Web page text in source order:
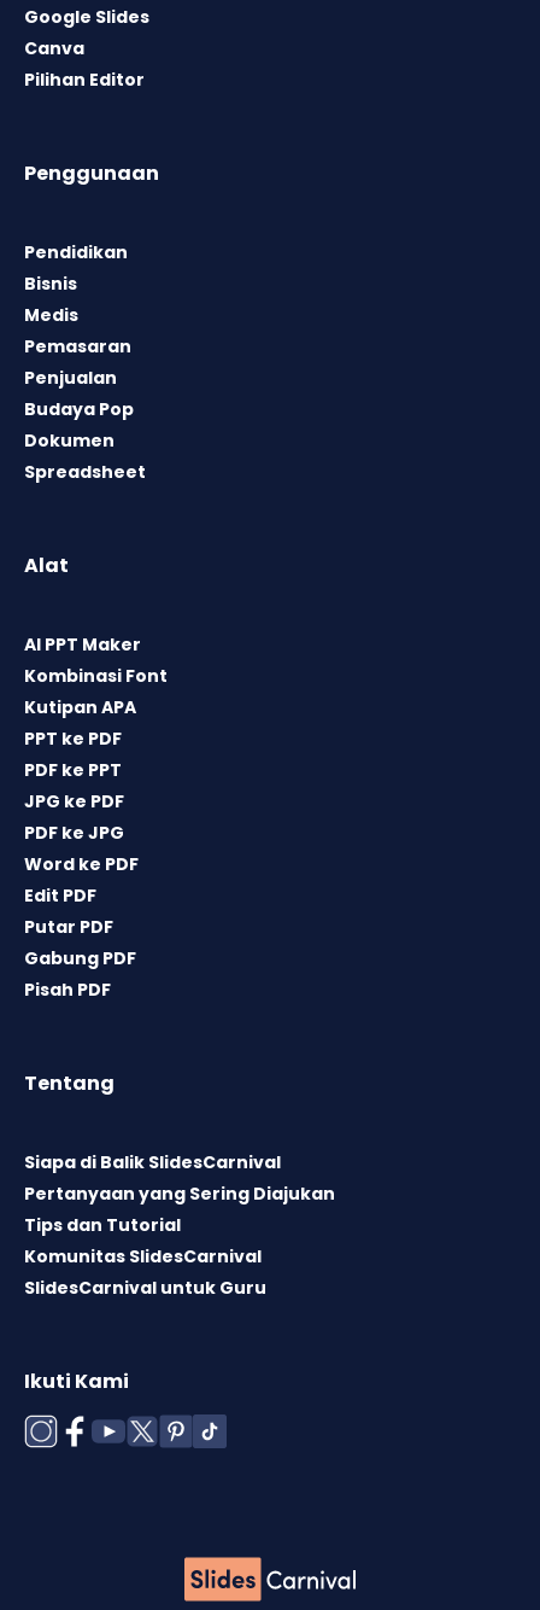
Google Slides
Canva
Pilihan Editor
Penggunaan
Pendidikan
Bisnis
Medis
Pemasaran
Penjualan
Budaya Pop
Dokumen
Spreadsheet
Alat
AI PPT Maker
Kombinasi Font
Kutipan APA
PPT ke PDF
PDF ke PPT
JPG ke PDF
PDF ke JPG
Word ke PDF
Edit PDF
Putar PDF
Gabung PDF
Pisah PDF
Tentang
Siapa di Balik SlidesCarnival
Pertanyaan yang Sering Diajukan
Tips dan Tutorial
Komunitas SlidesCarnival
SlidesCarnival untuk Guru
Ikuti Kami